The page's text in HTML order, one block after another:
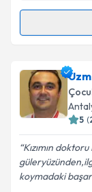
Uzm. Dr.
oluşturun.
takvim
5 (
Kızımın
koymadaki